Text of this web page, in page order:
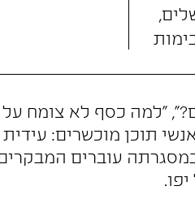
"למה כסף לא צומח
תוכן מוכשרים: עידית
עוברים